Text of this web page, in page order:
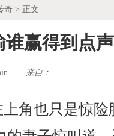
奇 > 正文
赢得到点
来自：
角也只是惊